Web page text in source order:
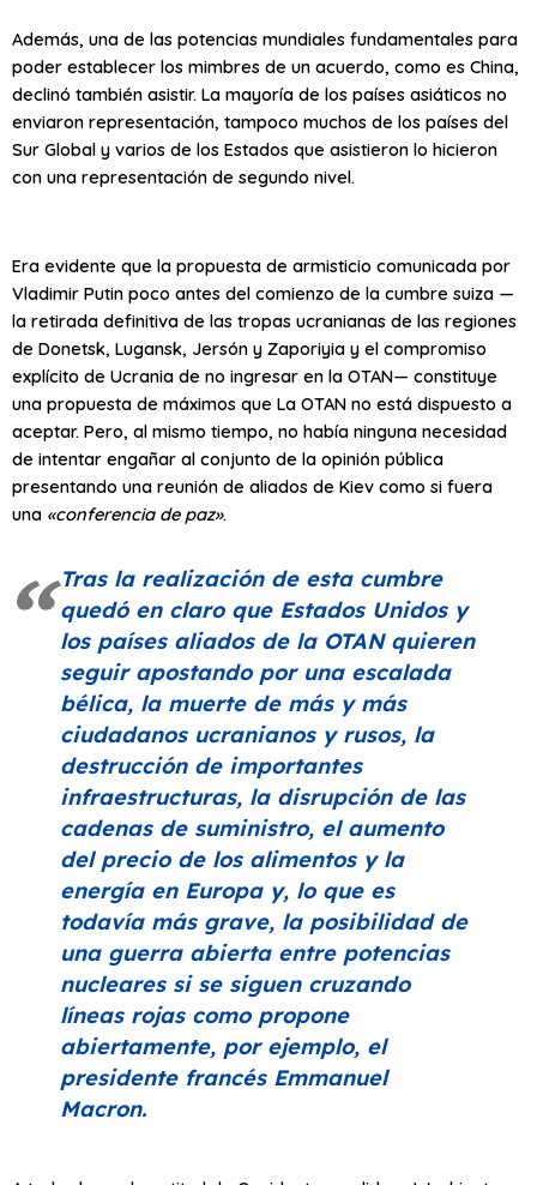
Además, una de las potencias mundiales fundamentales para
poder establecer los mimbres de un acuerdo, como es China,
declinó también asistir. La mayoría de los países asiáticos no
enviaron representación, tampoco muchos de los países del
Sur Global y varios de los Estados que asistieron lo hicieron
con una representación de segundo nivel.
Era evidente que la propuesta de armisticio comunicada por
Vladimir Putin poco antes del comienzo de la cumbre suiza —
la retirada definitiva de las tropas ucranianas de las regiones
de Donetsk, Lugansk, Jersón y Zaporiyia y el compromiso
explícito de Ucrania de no ingresar en la OTAN— constituye
una propuesta de máximos que La OTAN no está dispuesto a
aceptar. Pero, al mismo tiempo, no había ninguna necesidad
de intentar engañar al conjunto de la opinión pública
presentando una reunión de aliados de Kiev como si fuera
una «conferencia de paz».
Tras la realización de esta cumbre
quedó en claro que Estados Unidos y
los países aliados de la OTAN quieren
seguir apostando por una escalada
bélica, la muerte de más y más
ciudadanos ucranianos y rusos, la
destrucción de importantes
infraestructuras, la disrupción de las
cadenas de suministro, el aumento
del precio de los alimentos y la
energía en Europa y, lo que es
todavía más grave, la posibilidad de
una guerra abierta entre potencias
nucleares si se siguen cruzando
líneas rojas como propone
abiertamente, por ejemplo, el
presidente francés Emmanuel
Macron.